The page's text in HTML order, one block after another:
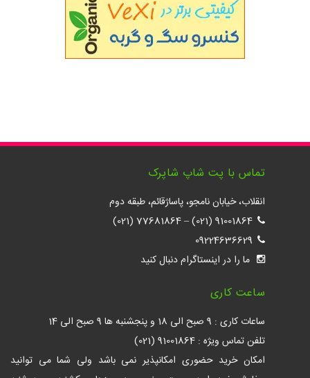
تماس با پت شاپ شاپرک
انقلاب، خیابان نامجو، پاساژقائم، طبقه دوم
91001864 (021)
–
77681864 (021)
09224636629
ما را در اینستاگرام دنبال کنید
ساعت کاری
ساعات کاری : 9 صبح الی 18 و پنجشنبه ها 9 صبح الی 14
تلفن تماس ویژه : 91001864 (021)
امکان خرید حضوری امکانپذیر نمی باشد ولی شما می توانید